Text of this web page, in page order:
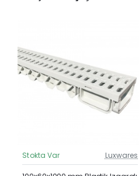
Güncel Fiyat
Çok Satan
Stokta Var Luxwares